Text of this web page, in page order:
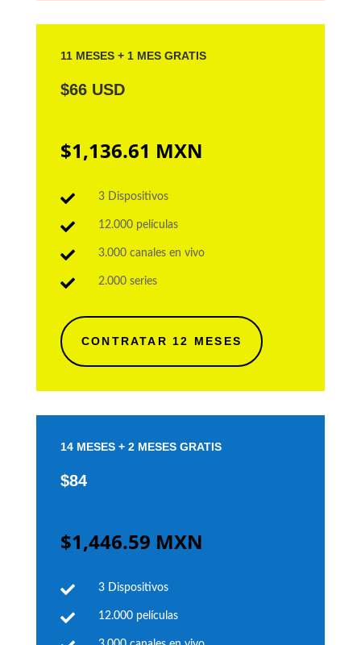
11 MESES + 1 MES GRATIS
$66 USD
$1,136.61 MXN
 3 Dispositivos
 12.000 películas
 3.000 canales en vivo
 2.000 series
CONTRATAR 12 MESES
14 MESES + 2 MESES GRATIS
$84
$1,446.59 MXN
 3 Dispositivos
 12.000 películas